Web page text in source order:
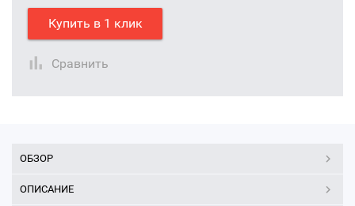
Купить в 1 клик
Сравнить
ОБЗОР
ОПИСАНИЕ